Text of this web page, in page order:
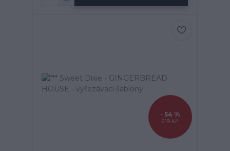
219 Kč
- 54 %